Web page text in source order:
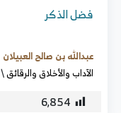
فضل الذكر
عبدالله بن صالح العبيلان
الآداب والأخلاق والرقائق\
6٬854